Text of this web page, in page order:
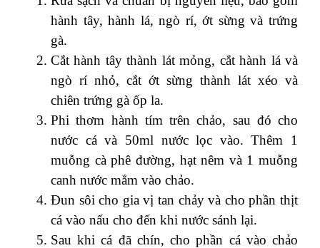
hành tây, hành lá, ngò rí, ớt sừng và trứng
gà.
Cắt hành tây thành lát mỏng, cắt hành lá và
ngò rí nhỏ, cắt ớt sừng thành lát xéo và
chiên trứng gà ốp la.
Phi thơm hành tím trên chảo, sau đó cho
nước cá và 50ml nước lọc vào. Thêm 1
muỗng cà phê đường, hạt nêm và 1 muỗng
canh nước mắm vào chảo.
Đun sôi cho gia vị tan chảy và cho phần thịt
cá vào nấu cho đến khi nước sánh lại.
Sau khi cá đã chín, cho phần cá vào chảo